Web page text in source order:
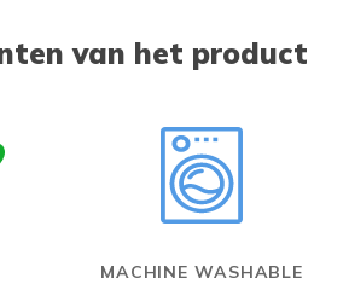
van het product
MACHINE WASHABLE